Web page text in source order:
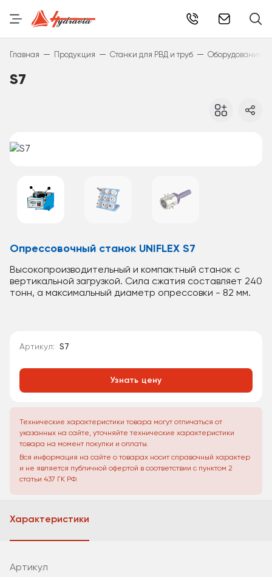
Главная — Продукция — Станки для РВД и труб — Оборудование
S7
Опрессовочный станок UNIFLEX S7
Высокопроизводительный и компактный станок с
вертикальной загрузкой. Сила сжатия составляет 240
тонн, а максимальный диаметр опрессовки - 82 мм.
Артикул: S7
Узнать цену
Технические характеристики товара могут отличаться от
указанных на сайте, уточняйте технические характеристики
товара на момент покупки и оплаты.
Вся информация на сайте о товарах носит справочный характер
и не является публичной офертой в соответствии с пунктом 2
статьи 437 ГК РФ.
Характеристики
Артикул